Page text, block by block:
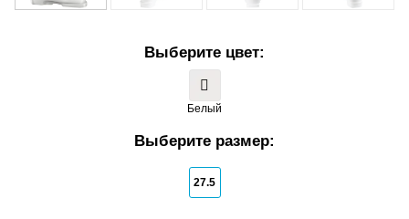
Выберите цвет:
Белый
Выберите размер:
27.5